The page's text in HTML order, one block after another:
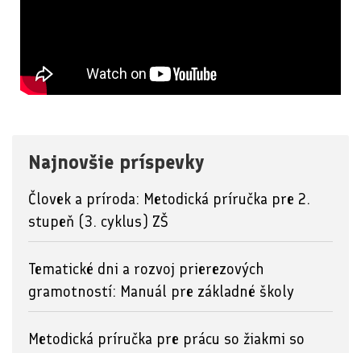
Najnovšie príspevky
Človek a príroda: Metodická príručka pre 2.
stupeň (3. cyklus) ZŠ
Tematické dni a rozvoj prierezových
gramotností: Manuál pre základné školy
Metodická príručka pre prácu so žiakmi so